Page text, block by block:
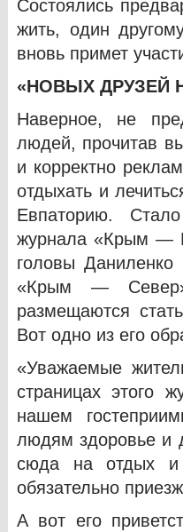
Состоялись
жить, один
вновь примет
«НОВЫХ ДРУЗЕЙ
Наверное, не
людей, прочитав
и корректно
отдыхать и
Евпаторию.
журнала «Крым —
головы
«Крым —
размещаются
Вот одно из его
«Уважаемые
страницах этого
нашем
людям здоровье и
сюда на отдых
обязательно
А вот его